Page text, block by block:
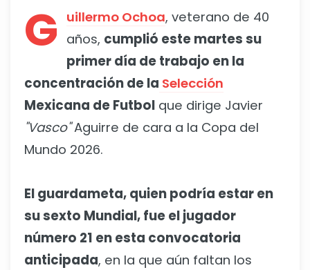
G uillermo Ochoa, veterano de 40
años, cumplió este martes su
primer día de trabajo en la
concentración de la Selección
Mexicana de Futbol que dirige Javier
"Vasco"Aguirre de cara a la Copa del
Mundo 2026.
El guardameta, quien podría estar en
su sexto Mundial, fue el jugador
número 21 en esta convocatoria
anticipada, en la que aún faltan los